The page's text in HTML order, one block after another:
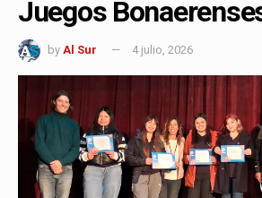
Juegos
by Al Sur 4 julio, 2026